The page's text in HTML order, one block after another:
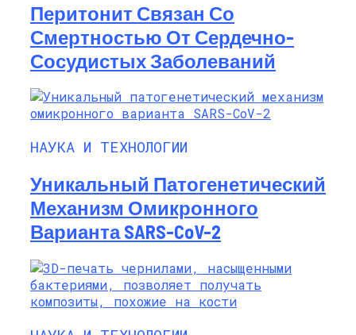
Перитонит Связан Со
Смертностью От Сердечно-
Сосудистых Заболеваний
НАУКА И ТЕХНОЛОГИИ
Уникальный Патогенетический
Механизм Омикронного
Варианта SARS-CoV-2